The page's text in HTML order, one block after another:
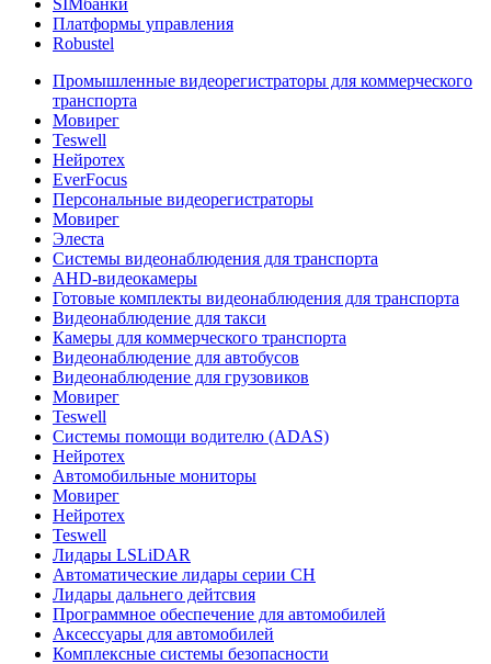
SIMбанки
Платформы управления
Robustel
Промышленные видеорегистраторы для коммерческого
транспорта
Мовирег
Teswell
Нейротех
EverFocus
Персональные видеорегистраторы
Мовирег
Элеста
Системы видеонаблюдения для транспорта
AHD-видеокамеры
Готовые комплекты видеонаблюдения для транспорта
Видеонаблюдение для такси
Камеры для коммерческого транспорта
Видеонаблюдение для автобусов
Видеонаблюдение для грузовиков
Мовирег
Teswell
Системы помощи водителю (ADAS)
Нейротех
Автомобильные мониторы
Мовирег
Нейротех
Teswell
Лидары LSLiDAR
Автоматические лидары серии CH
Лидары дальнего дейтсвия
Программное обеспечение для автомобилей
Аксессуары для автомобилей
Комплексные системы безопасности